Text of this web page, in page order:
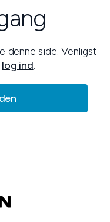
denne side. Venligst
log ind.